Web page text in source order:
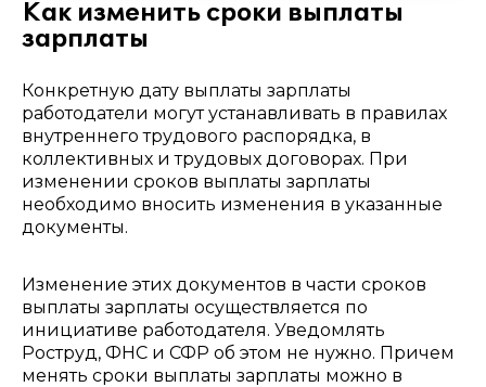
Как изменить сроки выплаты
зарплаты
Конкретную дату выплаты зарплаты
работодатели могут устанавливать в правилах
внутреннего трудового распорядка, в
коллективных и трудовых договорах. При
изменении сроков выплаты зарплаты
необходимо вносить изменения в указанные
документы.
Изменение этих документов в части сроков
выплаты зарплаты осуществляется по
инициативе работодателя. Уведомлять
Роструд, ФНС и СФР об этом не нужно. Причем
менять сроки выплаты зарплаты можно в